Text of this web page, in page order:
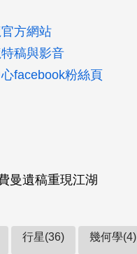
方網站
稿與影音
facebook粉絲頁
曼遺稿重現江湖
行星(36) 幾何學(4)